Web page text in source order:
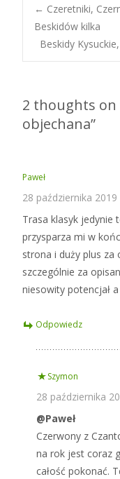
Post
← Czeretniki,
Beskidów kilka
Beskidy
2 thoughts on
objechana”
Paweł
28 października 2019
Trasa klasyk jedynie
przysparza mi w
strona i duży plus za
szczególnie za
niesowity potencjał
Odpowiedz
Szymon
28 października
@Paweł
Czerwony z
na rok jest coraz
całość pokonać.